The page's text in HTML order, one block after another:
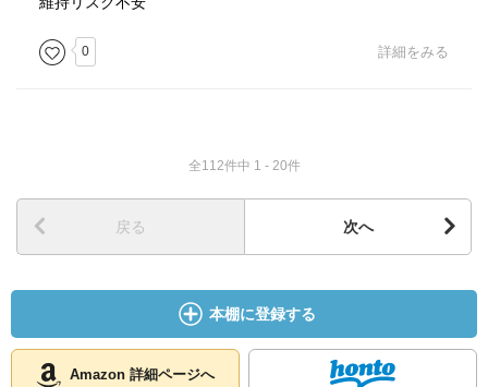
0 詳細をみる
全112件中 1 - 20件
戻る 次へ
本棚に登録する
Amazon 詳細ページへ